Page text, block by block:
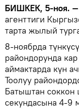
БИШКЕК, 5-ноя. —
агенттиги
тарта жылый
8-ноябрда
райондорунда
аймактарда күн
Тоолуу
Батыштан
секундасына 4-9